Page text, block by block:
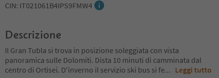
CIN: IT021061B4IPS9FMW4
Descrizione
Il Gran Tubla si trova in posizione soleggiata con vista
panoramica sulle Dolomiti. Dista 10 minuti di camminata dal
centro di Ortisei. D'inverno il servizio ski bus si fe... Leggi tutto